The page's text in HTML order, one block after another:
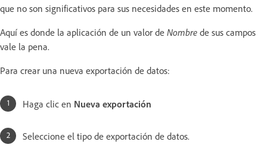
que no son significativos para sus necesidades en este momento.
Aquí es donde la aplicación de un valor de Nombre de sus campos
vale la pena.
Para crear una nueva exportación de datos:
Haga clic en Nueva exportación
Seleccione el tipo de exportación de datos.